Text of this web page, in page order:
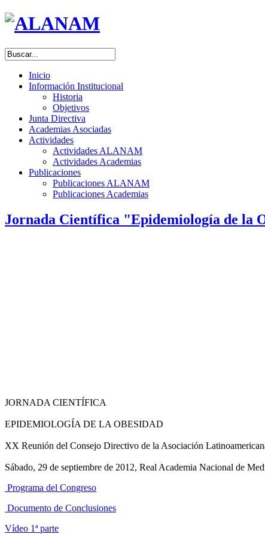
Inicio
Información Institucional
Historia
Objetivos
Junta Directiva
Academias Asociadas
Actividades
Actividades ALANAM
Actividades Academias
Publicaciones
Publicaciones ALANAM
Publicaciones Academias
Jornada Científica "Epidemiología de la
JORNADA CIENTÍFICA
EPIDEMIOLOGÍA DE LA OBESIDAD
XX Reunión del Consejo Directivo de la Asociación
Sábado, 29 de septiembre de 2012, Real Academia Nacional de
Programa del Congreso
Documento de Conclusiones
Vídeo 1ª parte